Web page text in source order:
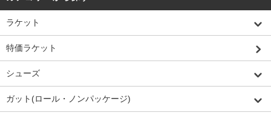
ラケット
特価ラケット
シューズ
ガット(ロール・ノンパッケージ)